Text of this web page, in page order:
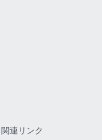
関連リンク